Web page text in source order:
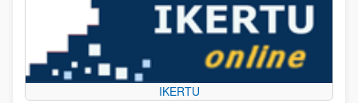
IKERTU